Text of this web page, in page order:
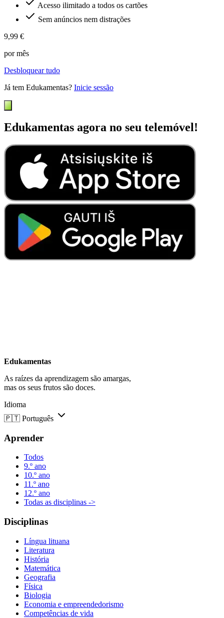
Acesso ilimitado a todos os cartões
Sem anúncios nem distrações
9,99 €
por mês
Desbloquear tudo
Já tem Edukamentas? Inicie sessão
Edukamentas agora no seu telemóvel!
Edukamentas
As raízes da aprendizagem são amargas,
mas os seus frutos são doces.
Idioma
🇵🇹 Português
Aprender
Todos
9.º ano
10.º ano
11.º ano
12.º ano
Todas as disciplinas ->
Disciplinas
Língua lituana
Literatura
História
Matemática
Geografia
Física
Biologia
Economia e empreendedorismo
Competências de vida